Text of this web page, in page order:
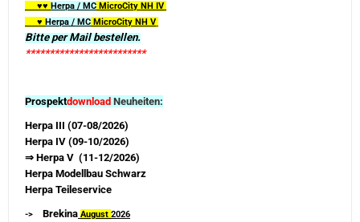
♥♥ Herpa / MC MicroCity NH IV
♥ Herpa / MC MicroCity NH V
Bitte per Mail bestellen.
*************************
Prospektdownload Neuheiten:
Herpa III (07-08/2026)
Herpa IV (09-10/2026)
⇒ Herpa V (11-12/2026)
Herpa Modellbau Schwarz
Herpa Teileservice
-> Brekina August 2026